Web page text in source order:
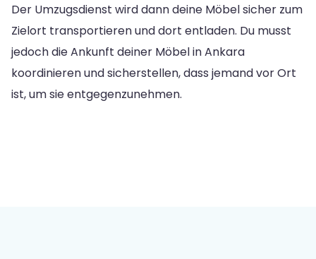
Der Umzugsdienst wird dann deine Möbel sicher zum
Zielort transportieren und dort entladen. Du musst
jedoch die Ankunft deiner Möbel in Ankara
koordinieren und sicherstellen, dass jemand vor Ort
ist, um sie entgegenzunehmen.